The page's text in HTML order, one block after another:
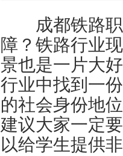
成都铁路职
障？铁路行业
景也是一片大
行业中找到一
的社会身份地
建议大家一定
以给学生提供